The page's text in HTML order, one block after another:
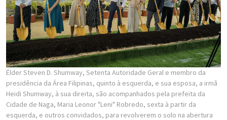
Élder Steven D. Shumway, Setenta Autoridade Geral e membro da
presidência da Área Filipinas, quinto à esquerda, e sua esposa, a irmã
Heidi Shumway, à sua direita, são acompanhados pela prefeita da
Cidade de Naga, Maria Leonor "Leni" Robredo, sexta à partir da
esquerda, e outros convidados, para revolverem o solo na abertura